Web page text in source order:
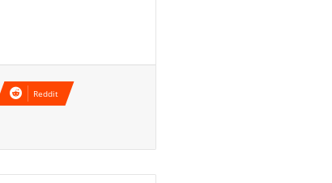
Reddit